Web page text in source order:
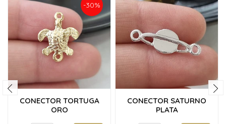
-30%
CONECTOR TORTUGA
ORO
CONECTOR SATURNO
PLATA